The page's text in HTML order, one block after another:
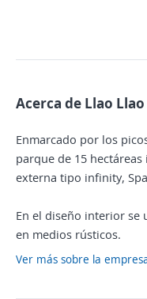
Acerca de Llao
Enmarcado por los
parque de 15
externa tipo infinity,
En el diseño interior se
en medios rústicos.
Ver más sobre la